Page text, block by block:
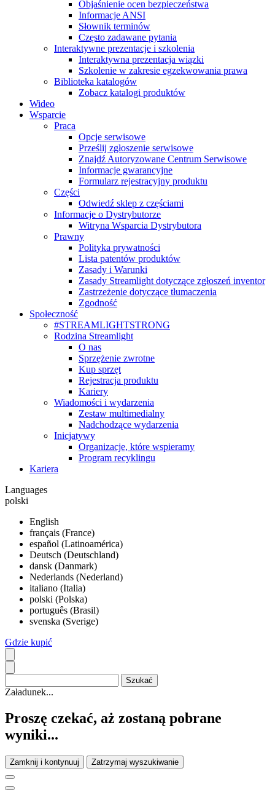
Objaśnienie ocen bezpieczeństwa
Informacje ANSI
Słownik terminów
Często zadawane pytania
Interaktywne prezentacje i szkolenia
Interaktywna prezentacja wiązki
Szkolenie w zakresie egzekwowania prawa
Biblioteka katalogów
Zobacz katalogi produktów
Wideo
Wsparcie
Praca
Opcje serwisowe
Prześlij zgłoszenie serwisowe
Znajdź Autoryzowane Centrum Serwisowe
Informacje gwarancyjne
Formularz rejestracyjny produktu
Części
Odwiedź sklep z częściami
Informacje o Dystrybutorze
Witryna Wsparcia Dystrybutora
Prawny
Polityka prywatności
Lista patentów produktów
Zasady i Warunki
Zasady Streamlight dotyczące zgłoszeń inventor
Zastrzeżenie dotyczące tłumaczenia
Zgodność
Społeczność
#STREAMLIGHTSTRONG
Rodzina Streamlight
O nas
Sprzężenie zwrotne
Kup sprzęt
Rejestracja produktu
Kariery
Wiadomości i wydarzenia
Zestaw multimedialny
Nadchodzące wydarzenia
Inicjatywy
Organizacje, które wspieramy
Program recyklingu
Kariera
Languages
polski
English
français (France)
español (Latinoamérica)
Deutsch (Deutschland)
dansk (Danmark)
Nederlands (Nederland)
italiano (Italia)
polski (Polska)
português (Brasil)
svenska (Sverige)
Gdzie kupić
Załadunek...
Proszę czekać, aż zostaną pobrane
wyniki...
Zamknij i kontynuuj Zatrzymaj wyszukiwanie